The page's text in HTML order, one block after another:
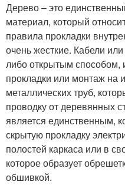
Дерево – это
материал, который
правила прокладки
очень жесткие. Кабели
либо открытым способом,
прокладки или монтаж на
металлических труб,
проводку от деревянных
является единственным,
скрытую прокладку
полостей каркаса или в
которое образует
обшивкой.